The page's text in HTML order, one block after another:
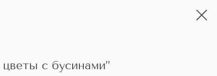
с бусинами”